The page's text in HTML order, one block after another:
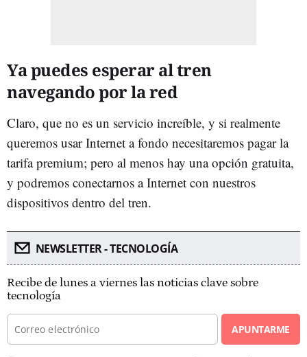
Ya puedes esperar al tren
navegando por la red
Claro, que no es un servicio increíble, y si realmente
queremos usar Internet a fondo necesitaremos pagar la
tarifa premium; pero al menos hay una opción gratuita,
y podremos conectarnos a Internet con nuestros
dispositivos dentro del tren.
NEWSLETTER - TECNOLOGÍA
Recibe de lunes a viernes las noticias clave sobre
tecnología
APUNTARME